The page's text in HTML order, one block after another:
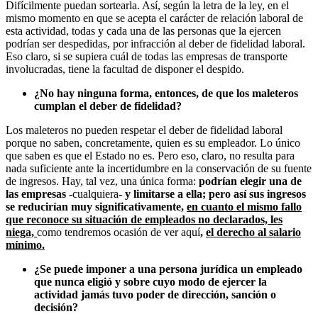
Difícilmente puedan sortearla. Así, según la letra de la ley, en el
mismo momento en que se acepta el carácter de relación laboral de
esta actividad, todas y cada una de las personas que la ejercen
podrían ser despedidas, por infracción al deber de fidelidad laboral.
Eso claro, si se supiera cuál de todas las empresas de transporte
involucradas, tiene la facultad de disponer el despido.
¿No hay ninguna forma, entonces, de que los maleteros
cumplan el deber de fidelidad?
Los maleteros no pueden respetar el deber de fidelidad laboral
porque no saben, concretamente, quien es su empleador. Lo único
que saben es que el Estado no es. Pero eso, claro, no resulta para
nada suficiente ante la incertidumbre en la conservación de su fuente
de ingresos. Hay, tal vez, una única forma: podrían elegir una de
las empresas -cualquiera- y limitarse a ella; pero así sus ingresos
se reducirían muy significativamente, en cuanto el mismo fallo
que reconoce su situación de empleados no declarados, les
niega, como tendremos ocasión de ver aquí, el derecho al salario
mínimo.
¿Se puede imponer a una persona jurídica un empleado
que nunca eligió y sobre cuyo modo de ejercer la
actividad jamás tuvo poder de dirección, sanción o
decisión?